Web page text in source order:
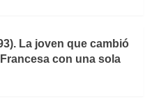
La joven que cambió
con una sola